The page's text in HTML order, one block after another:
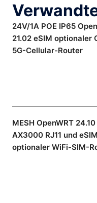
24V/1A POE IP65
21.02 eSIM optionaler
5G-Cellular-Router
MESH OpenWRT
AX3000 RJ11 und eSIM
optionaler WiFi-SIM-